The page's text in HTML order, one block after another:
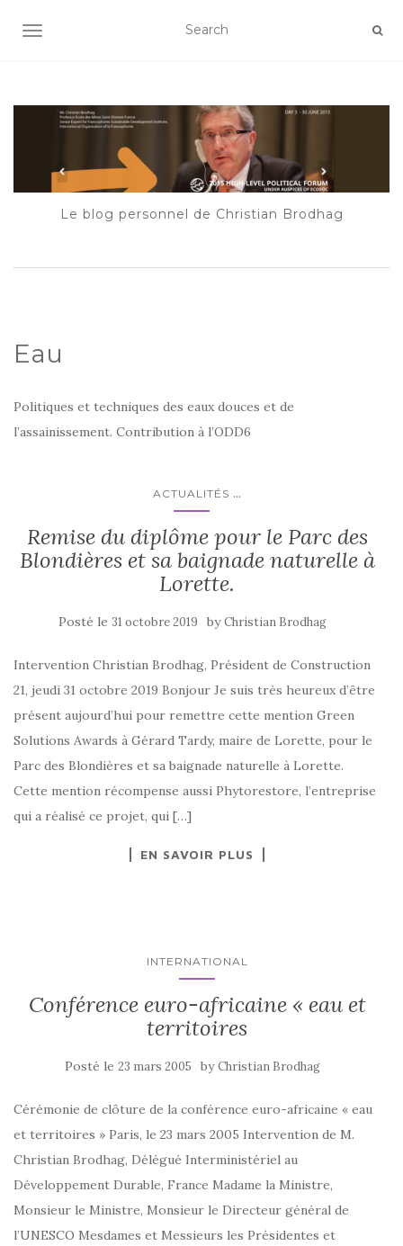
AFFICHER/MASQUER LA NAVIGATION
Le blog personnel de Christian Brodhag
Eau
Politiques et techniques des eaux douces et de
l’assainissement. Contribution à l’ODD6
ACTUALITÉS ...
Remise du diplôme pour le Parc des
Blondières et sa baignade naturelle à
Lorette.
Posté le 31 octobre 2019 byChristian Brodhag
Intervention Christian Brodhag, Président de Construction
21, jeudi 31 octobre 2019 Bonjour Je suis très heureux d’être
présent aujourd’hui pour remettre cette mention Green
Solutions Awards à Gérard Tardy, maire de Lorette, pour le
Parc des Blondières et sa baignade naturelle à Lorette.
Cette mention récompense aussi Phytorestore, l’entreprise
qui a réalisé ce projet, qui […]
EN SAVOIR PLUS
INTERNATIONAL
Conférence euro-africaine « eau et
territoires
Posté le 23 mars 2005 byChristian Brodhag
Cérémonie de clôture de la conférence euro-africaine « eau
et territoires » Paris, le 23 mars 2005 Intervention de M.
Christian Brodhag, Délégué Interministériel au
Développement Durable, France Madame la Ministre,
Monsieur le Ministre, Monsieur le Directeur général de
l’UNESCO Mesdames et Messieurs les Présidentes et